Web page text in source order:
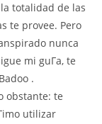
totalidad de las
te provee. Pero
nunca
mi guГ­a, te
.
obstante: te
utilizar